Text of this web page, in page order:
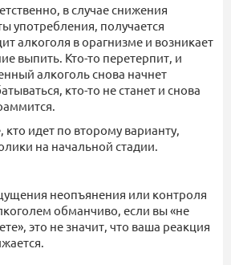
в случае снижения
употребления, получается
алкоголя в орагнизме и возникает
выпить. Кто-то перетерпит, и
алкоголь снова начнет
кто-то не станет и снова
кто идет по второму варианту,
на начальной стадии.
неопъянения или контроля
обманчиво, если вы «не
это не значит, что ваша реакция